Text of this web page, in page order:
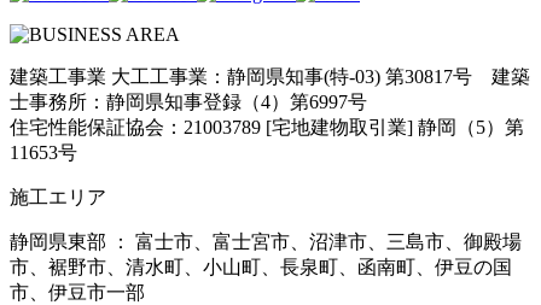
建築工事業 大工工事業：静岡県知事(特-03) 第30817号 建築
士事務所：静岡県知事登録（4）第6997号
住宅性能保証協会：21003789 [宅地建物取引業] 静岡（5）第
11653号
施工エリア
静岡県東部 ： 富士市、富士宮市、沼津市、三島市、御殿場
市、裾野市、清水町、小山町、長泉町、函南町、伊豆の国
市、伊豆市一部